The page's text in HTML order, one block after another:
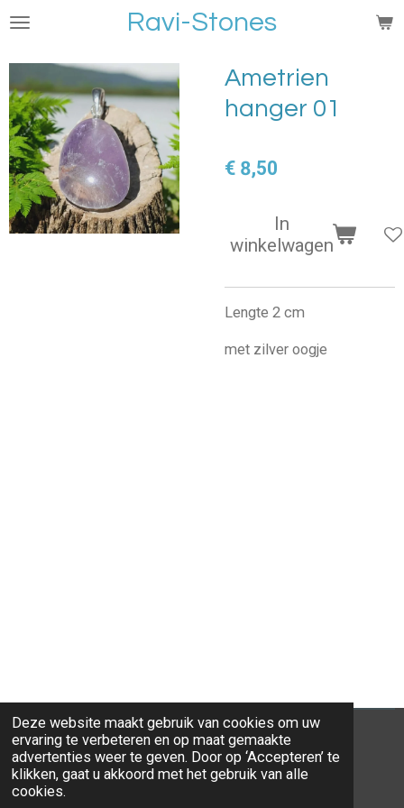
Deze website maakt gebruik van cookies om uw
ervaring te verbeteren en op maat gemaakte
advertenties weer te geven. Door op ‘Accepteren’ te
klikken, gaat u akkoord met het gebruik van alle
cookies.
Ga
naar
de
hoofdinhoud
Ravi-Stones
Ametrien
hanger 01
€ 8,50
In
winkelwagen
Lengte 2 cm
met zilver oogje
© 2026 Ravi-Stones